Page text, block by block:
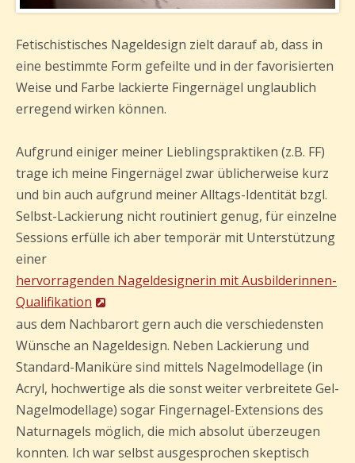
Fetischistisches Nageldesign zielt darauf ab, dass in
eine bestimmte Form gefeilte und in der favorisierten
Weise und Farbe lackierte Fingernägel unglaublich
erregend wirken können.
Aufgrund einiger meiner Lieblingspraktiken (z.B. FF)
trage ich meine Fingernägel zwar üblicherweise kurz
und bin auch aufgrund meiner Alltags-Identität bzgl.
Selbst-Lackierung nicht routiniert genug, für einzelne
Sessions erfülle ich aber temporär mit Unterstützung
einer
hervorragenden Nageldesignerin mit Ausbilderinnen-
Qualifikation
aus dem Nachbarort gern auch die verschiedensten
Wünsche an Nageldesign. Neben Lackierung und
Standard-Maniküre sind mittels Nagelmodellage (in
Acryl, hochwertige als die sonst weiter verbreitete Gel-
Nagelmodellage) sogar Fingernagel-Extensions des
Naturnagels möglich, die mich absolut überzeugen
konnten. Ich war selbst ausgesprochen skeptisch